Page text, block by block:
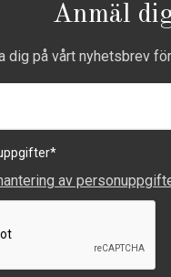
Anmäl
dig på vårt nyhetsbrev
*
av